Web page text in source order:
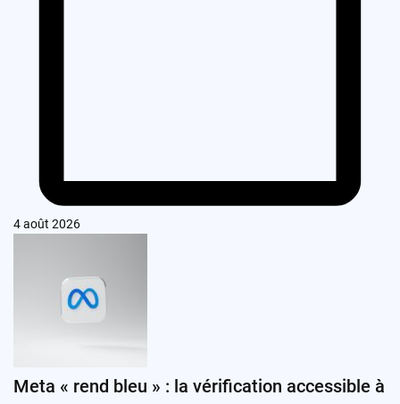
4 août 2026
Meta « rend bleu » : la vérification accessible à